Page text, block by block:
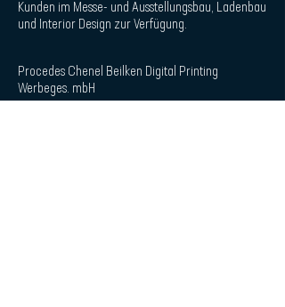
Kunden im Messe- und Ausstellungsbau, Ladenbau
und Interior Design zur Verfügung.
Procedes Chenel Beilken Digital Printing
Werbeges. mbH